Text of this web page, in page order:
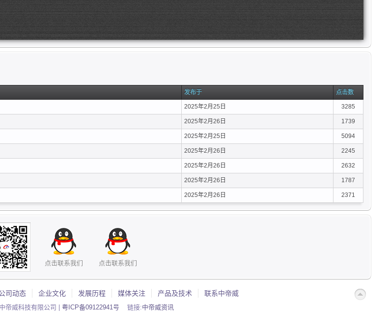
发布于 点击数
2025年2月25日 3285
2025年2月26日 1739
2025年2月25日 5094
2025年2月26日 2245
2025年2月26日 2632
2025年2月26日 1787
2025年2月26日 2371
点击联系我们
点击联系我们
司动态 企业文化 发展历程 媒体关注 产品及技术 联系中帝威
帝威科技有限公司 | 粤ICP备09122941号 链接:中帝威资讯